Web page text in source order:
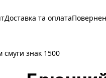
Доставка та оплата
знак 1500